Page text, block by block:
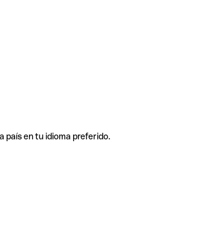
país en tu idioma preferido.